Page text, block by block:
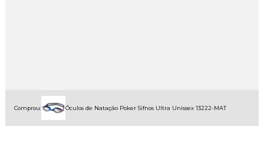
Comprou: Óculos de Natação Poker Sifnos Ultra Unissex 13222-MAT